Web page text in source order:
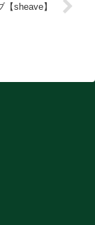
【sheave】